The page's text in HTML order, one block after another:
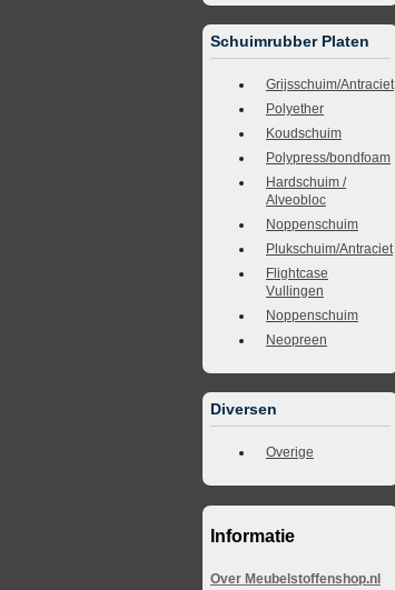
Schuimrubber Platen
Grijsschuim/Antraciet
Polyether
Koudschuim
Polypress/bondfoam
Hardschuim /
Alveobloc
Noppenschuim
Plukschuim/Antraciet
Flightcase
Vullingen
Noppenschuim
Neopreen
Diversen
Overige
Informatie
Over Meubelstoffenshop.nl